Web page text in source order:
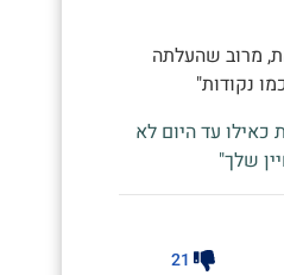
מרוב שהעלתה
נקודות"
עד היום לא
שלך"
21